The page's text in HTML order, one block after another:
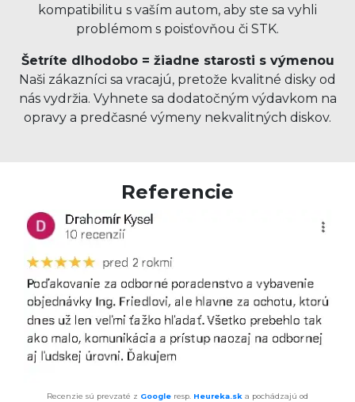
kompatibilitu s vaším autom, aby ste sa vyhli
problémom s poisťovňou či STK.
Šetríte dlhodobo = žiadne starosti s výmenou
Naši zákazníci sa vracajú, pretože kvalitné disky od
nás vydržia. Vyhnete sa dodatočným výdavkom na
opravy a predčasné výmeny nekvalitných diskov.
Referencie
Recenzie sú prevzaté z Google resp. Heureka.sk a pochádzajú od